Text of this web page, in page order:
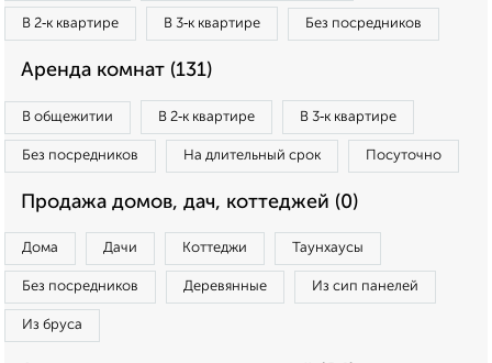
В 2‑к квартире В 3‑к квартире Без посредников
Аренда комнат (131)
В общежитии В 2‑к квартире В 3‑к квартире
Без посредников На длительный срок Посуточно
Продажа домов, дач, коттеджей (0)
Дома Дачи Коттеджи Таунхаусы
Без посредников Деревянные Из сип панелей
Из бруса